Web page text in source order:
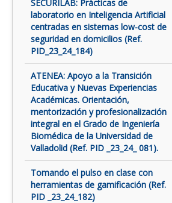
SECURILAB: Prácticas de
laboratorio en Inteligencia Artificial
centradas en sistemas low-cost de
seguridad en domicilios (Ref.
PID_23_24_184)
ATENEA: Apoyo a la Transición
Educativa y Nuevas Experiencias
Académicas. Orientación,
mentorización y profesionalización
integral en el Grado de Ingeniería
Biomédica de la Universidad de
Valladolid (Ref. PID _23_24_ 081).
Tomando el pulso en clase con
herramientas de gamificación (Ref.
PID _23_24_182)